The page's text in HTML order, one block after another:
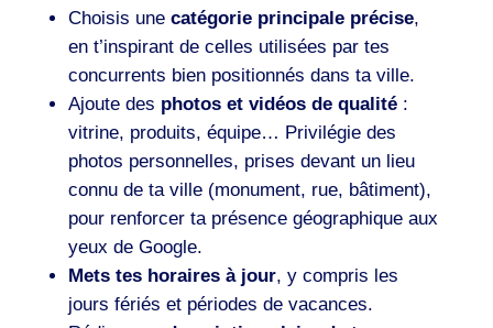
Choisis une catégorie principale précise,
en t’inspirant de celles utilisées par tes
concurrents bien positionnés dans ta ville.
Ajoute des photos et vidéos de qualité:
vitrine, produits, équipe… Privilégie des
photos personnelles, prises devant un lieu
connu de ta ville (monument, rue, bâtiment),
pour renforcer ta présence géographique aux
yeux de Google.
Mets tes horaires à jour, y compris les
jours fériés et périodes de vacances.